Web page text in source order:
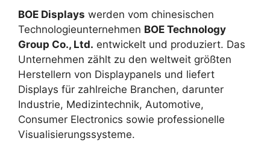
BOE Displays werden vom chinesischen
Technologieunternehmen BOE Technology
Group Co., Ltd. entwickelt und produziert. Das
Unternehmen zählt zu den weltweit größten
Herstellern von Displaypanels und liefert
Displays für zahlreiche Branchen, darunter
Industrie, Medizintechnik, Automotive,
Consumer Electronics sowie professionelle
Visualisierungssysteme.